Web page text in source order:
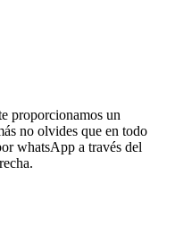
proporcionamos un
no olvides que en todo
whatsApp a través del